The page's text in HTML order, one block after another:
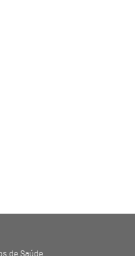
de Saúde